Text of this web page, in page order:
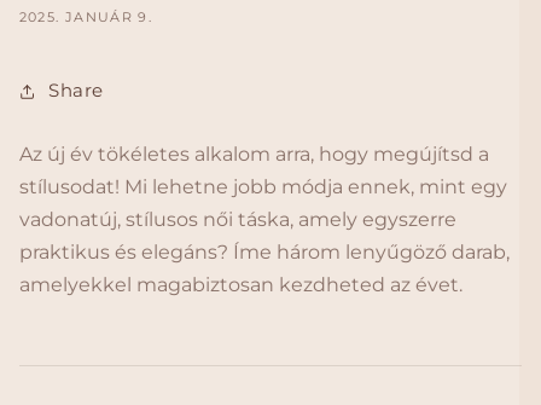
2025. JANUÁR 9.
Share
Az új év tökéletes alkalom arra, hogy megújítsd a
stílusodat! Mi lehetne jobb módja ennek, mint egy
vadonatúj, stílusos női táska, amely egyszerre
praktikus és elegáns? Íme három lenyűgöző darab,
amelyekkel magabiztosan kezdheted az évet.